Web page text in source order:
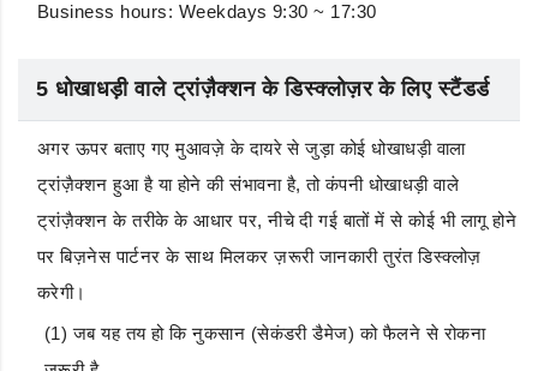
Business hours: Weekdays 9:30 ~ 17:30
5 धोखाधड़ी वाले ट्रांज़ैक्शन के डिस्क्लोज़र के लिए स्टैंडर्ड
अगर ऊपर बताए गए मुआवज़े के दायरे से जुड़ा कोई धोखाधड़ी वाला
ट्रांज़ैक्शन हुआ है या होने की संभावना है, तो कंपनी धोखाधड़ी वाले
ट्रांज़ैक्शन के तरीके के आधार पर, नीचे दी गई बातों में से कोई भी लागू होने
पर बिज़नेस पार्टनर के साथ मिलकर ज़रूरी जानकारी तुरंत डिस्क्लोज़
करेगी।
(1) जब यह तय हो कि नुकसान (सेकंडरी डैमेज) को फैलने से रोकना